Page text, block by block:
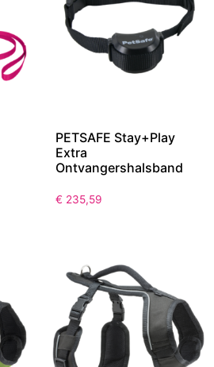
PETSAFE Stay+Play
Extra
Ontvangershalsband
€ 235,59